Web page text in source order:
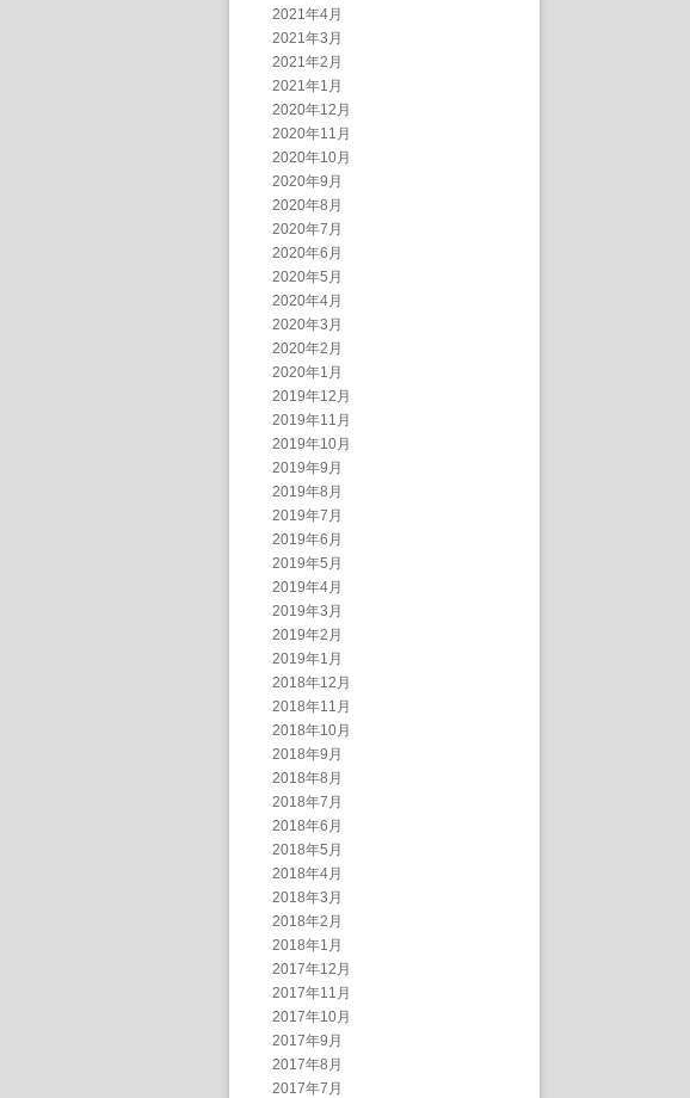
2021年4月
2021年3月
2021年2月
2021年1月
2020年12月
2020年11月
2020年10月
2020年9月
2020年8月
2020年7月
2020年6月
2020年5月
2020年4月
2020年3月
2020年2月
2020年1月
2019年12月
2019年11月
2019年10月
2019年9月
2019年8月
2019年7月
2019年6月
2019年5月
2019年4月
2019年3月
2019年2月
2019年1月
2018年12月
2018年11月
2018年10月
2018年9月
2018年8月
2018年7月
2018年6月
2018年5月
2018年4月
2018年3月
2018年2月
2018年1月
2017年12月
2017年11月
2017年10月
2017年9月
2017年8月
2017年7月